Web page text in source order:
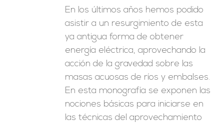
En los últimos años hemos podido
asistir a un resurgimiento de esta
ya antigua forma de obtener
energía eléctrica, aprovechando la
acción de la gravedad sobre las
masas acuosas de ríos y embalses.
En esta monografía se exponen las
nociones básicas para iniciarse en
las técnicas del aprovechamiento